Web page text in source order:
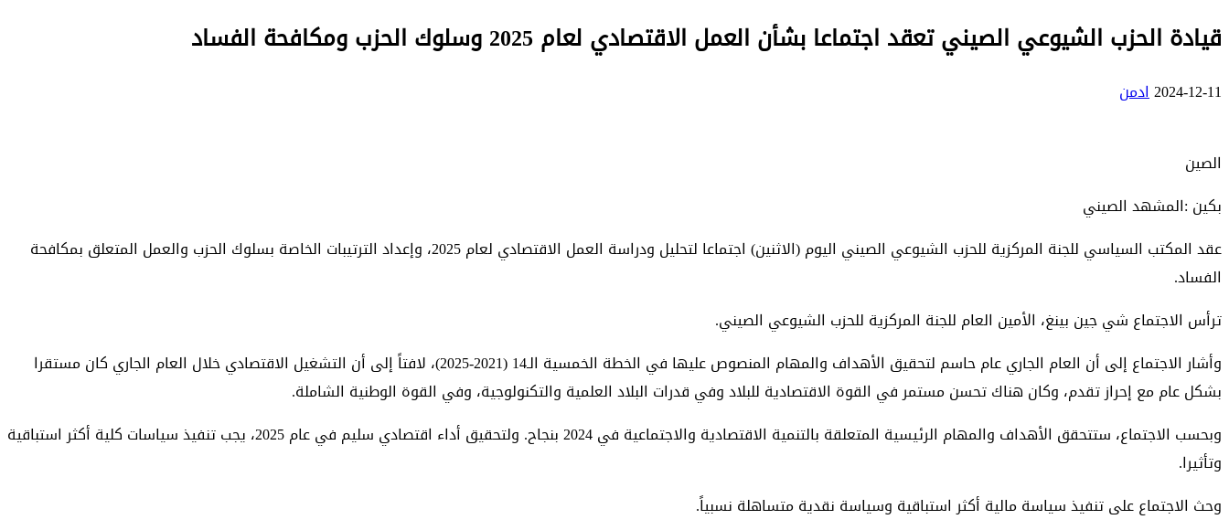
قيادة الحزب الشيوعي الصيني تعقد اجتماعا بشأن العمل الاقتصادي لعام 2025 وسلوك الحزب ومكافحة الفساد
2024-12-11ادمن
الصين
بكين :المشهد الصيني
عقد المكتب السياسي للجنة المركزية للحزب الشيوعي الصيني اليوم (الاثنين) اجتماعا لتحليل ودراسة العمل الاقتصادي لعام 2025، وإعداد الترتيبات الخاصة بسلوك الحزب والعمل المتعلق بمكافحة
الفساد.
ترأس الاجتماع شي جين بينغ، الأمين العام للجنة المركزية للحزب الشيوعي الصيني.
وأشار الاجتماع إلى أن العام الجاري عام حاسم لتحقيق الأهداف والمهام المنصوص عليها في الخطة الخمسية الـ14 (2021-2025)، لافتاً إلى أن التشغيل الاقتصادي خلال العام الجاري كان مستقرا
بشكل عام مع إحراز تقدم، وكان هناك تحسن مستمر في القوة الاقتصادية للبلاد وفي قدرات البلاد العلمية والتكنولوجية، وفي القوة الوطنية الشاملة.
وبحسب الاجتماع، ستتحقق الأهداف والمهام الرئيسية المتعلقة بالتنمية الاقتصادية والاجتماعية في 2024 بنجاح. ولتحقيق أداء اقتصادي سليم في عام 2025، يجب تنفيذ سياسات كلية أكثر استباقية
وتأثيرا.
وحث الاجتماع على تنفيذ سياسة مالية أكثر استباقية وسياسة نقدية متساهلة نسبياً.